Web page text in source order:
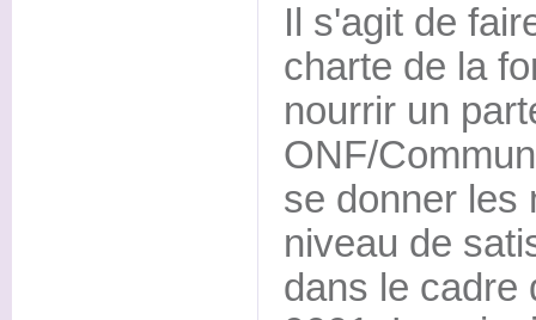
Il s'agit de
charte de la
nourrir un
ONF/
se donner les
niveau de
dans le cadre